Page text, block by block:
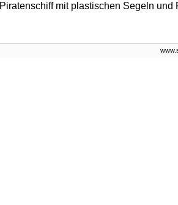
Piratenschiff mit plastischen Segeln